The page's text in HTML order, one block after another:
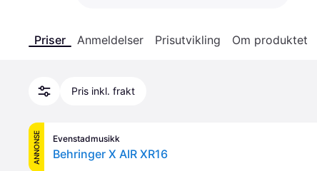
Priser Anmeldelser Prisutvikling Om produktet
Pris inkl. frakt
ANNONSE Evenstadmusikk
Behringer X AIR XR16